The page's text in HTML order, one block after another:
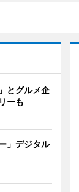
とグルメ企
ーも
」デジタル